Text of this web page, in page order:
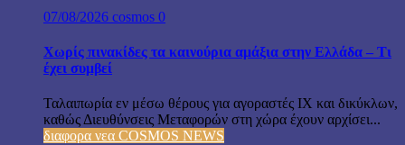
07/08/2026 cosmos 0
Χωρίς πινακίδες τα καινούρια αμάξια στην Ελλάδα – Τι
έχει συμβεί
Ταλαιπωρία εν μέσω θέρους για αγοραστές ΙΧ και δικύκλων,
καθώς Διευθύνσεις Μεταφορών στη χώρα έχουν αρχίσει...
διαφορα νεα COSMOS NEWS